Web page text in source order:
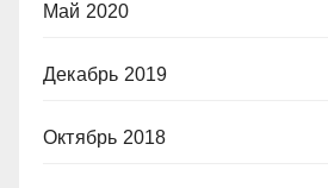
Май 2020
Декабрь 2019
Октябрь 2018